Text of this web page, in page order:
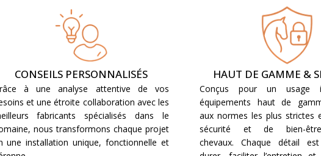
CONSEILS PERSONNALISÉS
à une analyse attentive de vos
et une étroite collaboration avec les
fabricants spécialisés dans le
nous transformons chaque projet
une installation unique, fonctionnelle et
HAUT DE GAMME &
Conçus pour un usage
équipements haut de
aux normes les plus strictes
sécurité et de bien-
chevaux. Chaque détail